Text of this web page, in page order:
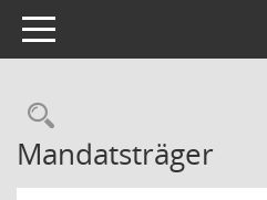
Toggle navigation
Rechercheauswahl
Mandatsträger